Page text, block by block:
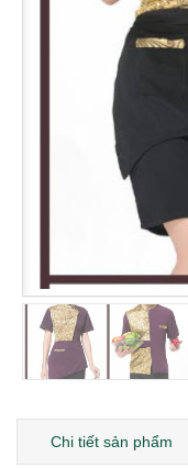
Chi tiết sản phẩm